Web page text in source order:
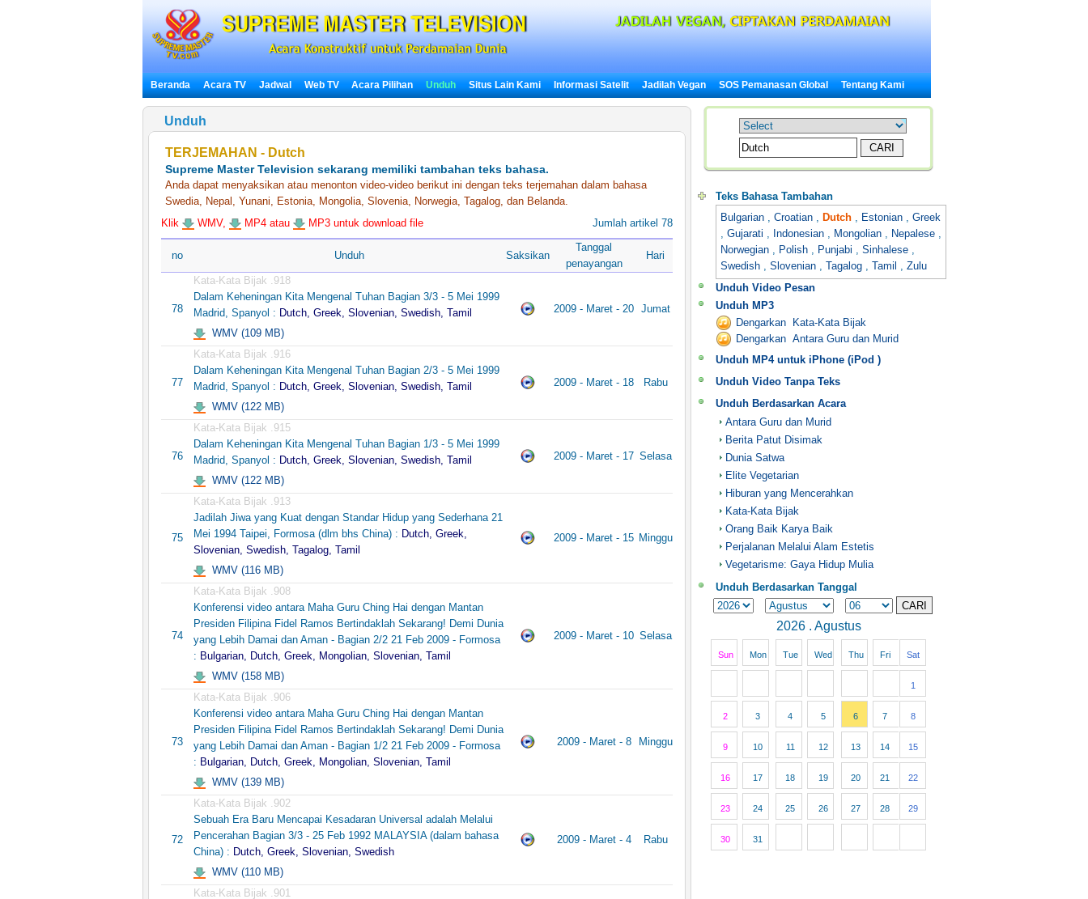
Beranda Acara TV Jadwal Web TV Acara Pilihan Unduh Situs Lain Kami Informasi Satelit Jadilah Vegan SOS Pemanasan Global Tentang Kami
Unduh
TERJEMAHAN - Dutch
Supreme Master Television sekarang memiliki tambahan teks bahasa.
Anda dapat menyaksikan atau menonton video-video berikut ini dengan teks terjemahan dalam bahasa
Swedia, Nepal, Yunani, Estonia, Mongolia, Slovenia, Norwegia, Tagalog, dan Belanda.
Klik
WMV, MP4 atau MP3 untuk download file Jumlah artikel 78
no Unduh Saksikan
Tanggal
penayangan
Hari
78
Kata-Kata Bijak .918
Dalam Keheningan Kita Mengenal Tuhan Bagian 3/3 - 5 Mei 1999
Madrid, Spanyol : Dutch, Greek, Slovenian, Swedish, Tamil
WMV (109 MB)
2009 - Maret - 20 Jumat
77
Kata-Kata Bijak .916
Dalam Keheningan Kita Mengenal Tuhan Bagian 2/3 - 5 Mei 1999
Madrid, Spanyol : Dutch, Greek, Slovenian, Swedish, Tamil
WMV (122 MB)
2009 - Maret - 18 Rabu
76
Kata-Kata Bijak .915
Dalam Keheningan Kita Mengenal Tuhan Bagian 1/3 - 5 Mei 1999
Madrid, Spanyol : Dutch, Greek, Slovenian, Swedish, Tamil
WMV (122 MB)
2009 - Maret - 17 Selasa
75
Kata-Kata Bijak .913
Jadilah Jiwa yang Kuat dengan Standar Hidup yang Sederhana 21
Mei 1994 Taipei, Formosa (dlm bhs China) : Dutch, Greek,
Slovenian, Swedish, Tagalog, Tamil
WMV (116 MB)
2009 - Maret - 15 Minggu
74
Kata-Kata Bijak .908
Konferensi video antara Maha Guru Ching Hai dengan Mantan
Presiden Filipina Fidel Ramos Bertindaklah Sekarang! Demi Dunia
yang Lebih Damai dan Aman - Bagian 2/2 21 Feb 2009 - Formosa
: Bulgarian, Dutch, Greek, Mongolian, Slovenian, Tamil
WMV (158 MB)
2009 - Maret - 10 Selasa
73
Kata-Kata Bijak .906
Konferensi video antara Maha Guru Ching Hai dengan Mantan
Presiden Filipina Fidel Ramos Bertindaklah Sekarang! Demi Dunia
yang Lebih Damai dan Aman - Bagian 1/2 21 Feb 2009 - Formosa
: Bulgarian, Dutch, Greek, Mongolian, Slovenian, Tamil
WMV (139 MB)
2009 - Maret - 8 Minggu
72
Kata-Kata Bijak .902
Sebuah Era Baru Mencapai Kesadaran Universal adalah Melalui
Pencerahan Bagian 3/3 - 25 Feb 1992 MALAYSIA (dalam bahasa
China) : Dutch, Greek, Slovenian, Swedish
WMV (110 MB)
2009 - Maret - 4 Rabu
Kata-Kata Bijak .901
Teks Bahasa Tambahan
Bulgarian, Croatian, Dutch, Estonian, Greek
, Gujarati , Indonesian, Mongolian, Nepalese,
Norwegian, Polish , Punjabi , Sinhalese,
Swedish, Slovenian, Tagalog, Tamil , Zulu
Unduh Video Pesan
Unduh MP3
Dengarkan Kata-Kata Bijak
Dengarkan Antara Guru dan Murid
Unduh MP4 untuk iPhone (iPod )
Unduh Video Tanpa Teks
Unduh Berdasarkan Acara
Antara Guru dan Murid
Berita Patut Disimak
Dunia Satwa
Elite Vegetarian
Hiburan yang Mencerahkan
Kata-Kata Bijak
Orang Baik Karya Baik
Perjalanan Melalui Alam Estetis
Vegetarisme: Gaya Hidup Mulia
Unduh Berdasarkan Tanggal
2026 . Agustus
Sun Mon Tue Wed Thu Fri Sat
1
2 3 4 5 6 7 8
9 10 11 12 13 14 15
16 17 18 19 20 21 22
23 24 25 26 27 28 29
30 31